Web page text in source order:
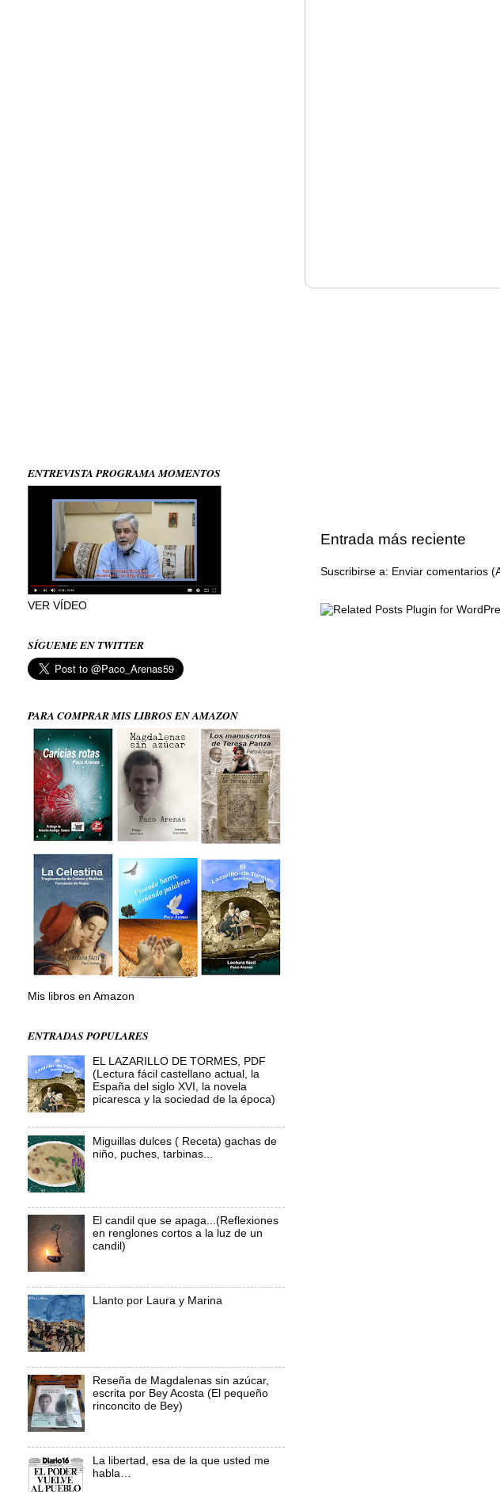
Entrada más reciente
Suscribirse a: Enviar comentarios
ENTREVISTA PROGRAMA MOMENTOS
VER VÍDEO
SÍGUEME EN TWITTER
PARA COMPRAR MIS LIBROS EN AMAZON
Mis libros en Amazon
ENTRADAS POPULARES
EL LAZARILLO DE TORMES, PDF
(Lectura fácil castellano actual, la
España del siglo XVI, la novela
picaresca y la sociedad de la época)
Miguillas dulces ( Receta) gachas de
niño, puches, tarbinas...
El candil que se apaga...(Reflexiones
en renglones cortos a la luz de un
candil)
Llanto por Laura y Marina
Reseña de Magdalenas sin azúcar,
escrita por Bey Acosta (El pequeño
rinconcito de Bey)
La libertad, esa de la que usted me
habla…